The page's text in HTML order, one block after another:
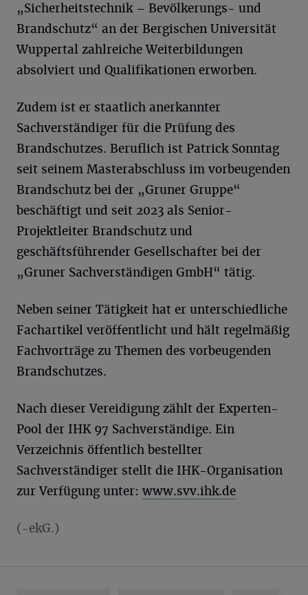
„Sicherheitstechnik – Bevölkerungs- und
Brandschutz“ an der Bergischen Universität
Wuppertal zahlreiche Weiterbildungen
absolviert und Qualifikationen erworben.
Zudem ist er staatlich anerkannter
Sachverständiger für die Prüfung des
Brandschutzes. Beruflich ist Patrick Sonntag
seit seinem Masterabschluss im vorbeugenden
Brandschutz bei der „Gruner Gruppe“
beschäftigt und seit 2023 als Senior-
Projektleiter Brandschutz und
geschäftsführender Gesellschafter bei der
„Gruner Sachverständigen GmbH“ tätig.
Neben seiner Tätigkeit hat er unterschiedliche
Fachartikel veröffentlicht und hält regelmäßig
Fachvorträge zu Themen des vorbeugenden
Brandschutzes.
Nach dieser Vereidigung zählt der Experten-
Pool der IHK 97 Sachverständige. Ein
Verzeichnis öffentlich bestellter
Sachverständiger stellt die IHK-Organisation
zur Verfügung unter: www.svv.ihk.de
(-ekG.)